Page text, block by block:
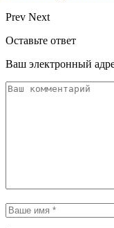
Prev Next
Оставьте ответ
Ваш электронный